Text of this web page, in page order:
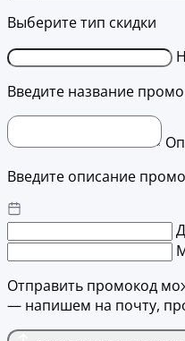
Выберите тип скидки
Введите название
Введите описание
Отправить промокод
— напишем на почту,